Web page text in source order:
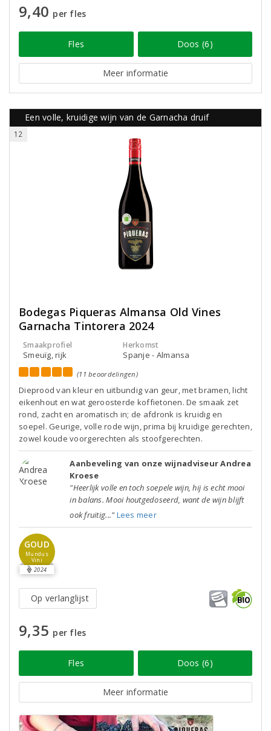
9,40 per fles
Fles Doos (6)
Meer informatie
Een volle, kruidige wijn van de Garnacha druif
12
Bodegas Piqueras Almansa Old Vines
Garnacha Tintorera 2024
Smaakprofiel
Smeuïg, rijk
Herkomst
Spanje - Almansa
(11 beoordelingen)
Dieprood van kleur en uitbundig van geur, met bramen, licht
eikenhout en wat geroosterde koffietonen. De smaak zet
rond, zacht en aromatisch in; de afdronk is kruidig en
soepel. Geurige, volle rode wijn, prima bij kruidige gerechten,
zowel koude voorgerechten als stoofgerechten.
Aanbeveling van onze wijnadviseur Andrea
Kroese
"Heerlijk volle en toch soepele wijn, hij is echt mooi
in balans. Mooi houtgedoseerd, want de wijn blijft
ook fruitig..." Lees meer
GOUD
Mundus
Vini
2024
Op verlanglijst
9,35 per fles
Fles Doos (6)
Meer informatie